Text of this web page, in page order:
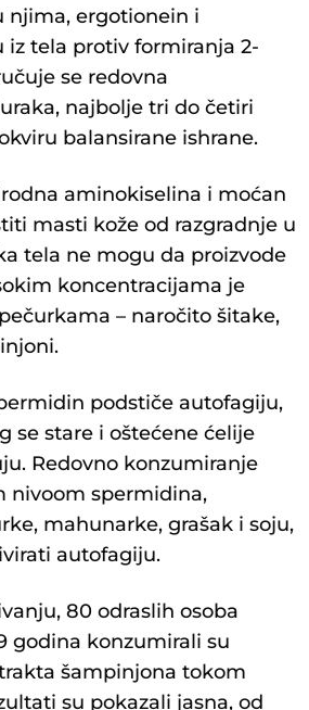
njima, ergotionein i
tela protiv formiranja 2-
se redovna
najbolje tri do četiri
balansirane ishrane.
aminokiselina i moćan
masti kože od razgradnje u
tela ne mogu da proizvode
koncentracijama je
– naročito šitake,
podstiče autofagiju,
se stare i oštećene ćelije
Redovno konzumiranje
nivoom spermidina,
mahunarke, grašak i soju,
autofagiju.
80 odraslih osoba
godina konzumirali su
šampinjona tokom
su pokazali jasna, od